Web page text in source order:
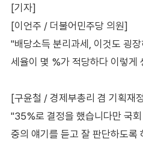
[기자]
[이언주 / 더불어민주당 의원]
"배당소득 분리과세, 이것도 굉
세율이 몇 %가 적당하다 이렇게
[구윤철 / 경제부총리 겸 기획재
"35%로 결정을 했습니다만 국
중의 얘기를 듣고 잘 판단하도록